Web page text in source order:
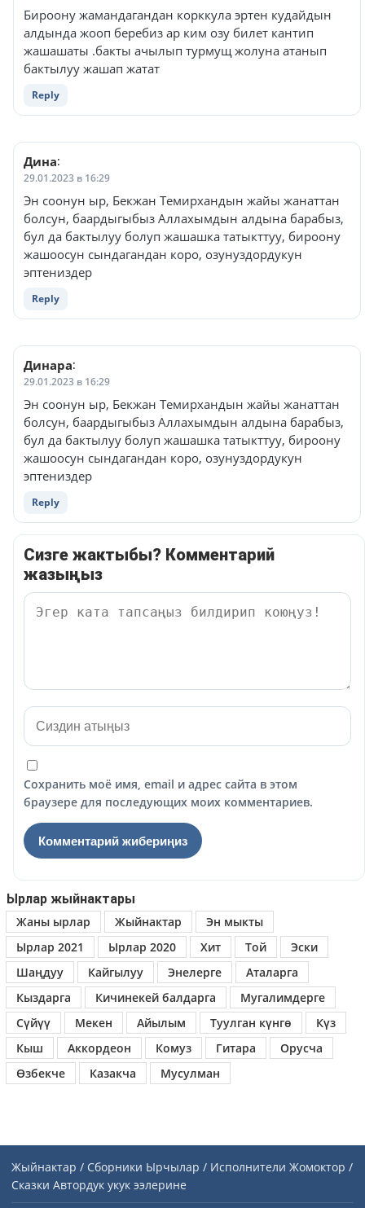
Бироону жамандагандан корккула эртен кудайдын
алдында жооп беребиз ар ким озу билет кантип
жашашаты .бакты ачылып турмущ жолуна атанып
бактылуу жашап жатат
Reply
Дина:
29.01.2023 в 16:29
Эн соонун ыр, Бекжан Темирхандын жайы жанаттан
болсун, баардыгыбыз Аллахымдын алдына барабыз,
бул да бактылуу болуп жашашка татыкттуу, бироону
жашоосун сындагандан коро, озунуздордукун
эптениздер
Reply
Динара:
29.01.2023 в 16:29
Эн соонун ыр, Бекжан Темирхандын жайы жанаттан
болсун, баардыгыбыз Аллахымдын алдына барабыз,
бул да бактылуу болуп жашашка татыкттуу, бироону
жашоосун сындагандан коро, озунуздордукун
эптениздер
Reply
Сизге жактыбы? Комментарий
жазыңыз
Сохранить моё имя, email и адрес сайта в этом
браузере для последующих моих комментариев.
Ырлар жыйнактары
Жаны ырлар
Жыйнактар
Эн мыкты
Ырлар 2021
Ырлар 2020 Хит Той
Эски
Шаңдуу
Кайгылуу Энелерге
Аталарга
Кыздарга
Кичинекей балдарга
Мугалимдерге
Сүйүү
Мекен Айылым Туулган күнгө
Күз
Кыш
Аккордеон Комуз Гитара
Орусча
Өзбекче
Казакча Мусулман
Жыйнактар / Сборники Ырчылар / Исполнители Жомоктор /
Сказки Автордук укук ээлерине